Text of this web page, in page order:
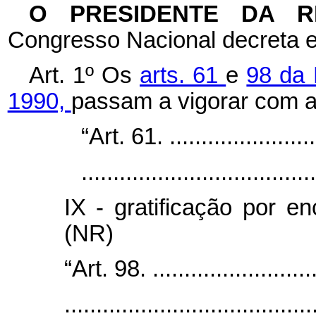
O PRESIDENTE DA
Congresso Nacional decreta
Art. 1º Os arts. 61 e 98 da
1990, passam a vigorar com
“Art. 61.
IX - gratificação por
(NR)
“Art. 98.